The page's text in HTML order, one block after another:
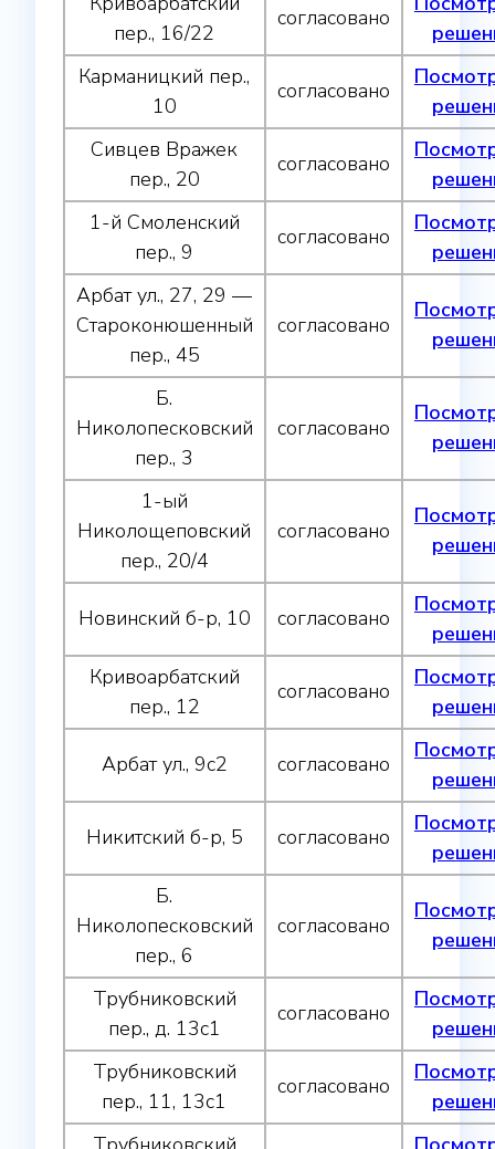
пер., 16/22
согласовано
Карманицкий пер.,
10
согласовано
Сивцев Вражек
пер., 20
согласовано
1-й Смоленский
пер., 9
согласовано
Арбат ул., 27, 29 —
Староконюшенный
пер., 45
согласовано
Б.
Николопесковский
пер., 3
согласовано
1-ый
Николощеповский
пер., 20/4
согласовано
Новинский б-р, 10 согласовано
Кривоарбатский
пер., 12
согласовано
Арбат ул., 9с2 согласовано
Никитский б-р, 5 согласовано
Б.
Николопесковский
пер., 6
согласовано
Трубниковский
пер., д. 13с1
согласовано
Трубниковский
пер., 11, 13с1
согласовано